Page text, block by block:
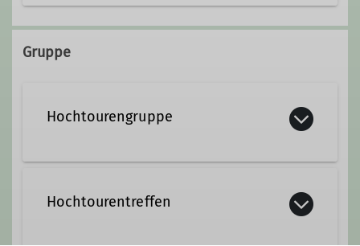
Ämter
Emscherstraße 71
Gruppe
Hochtourengruppe
alpiner Unternehmungen. Sie
verbinden alle Formen des alpinen
Bergsteigens: Gipfelbesteigungen und
Hochtourentreffen